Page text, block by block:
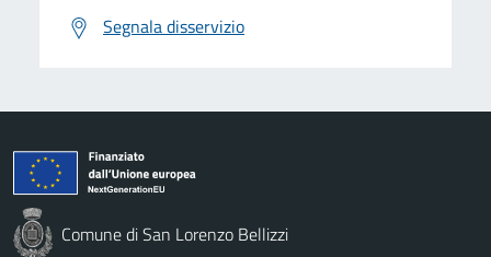
Segnala disservizio
Comune di San Lorenzo Bellizzi